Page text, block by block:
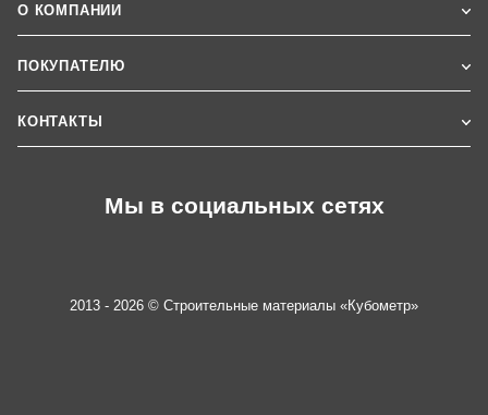
О КОМПАНИИ
ПОКУПАТЕЛЮ
КОНТАКТЫ
Мы в социальных сетях
2013 - 2026 © Строительные материалы «Кубометр»